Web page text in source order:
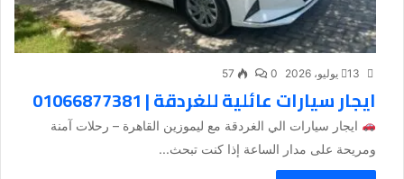
13 يوليو، 2026 0
57
ايجار سيارات عائلية للغردقة | 01066877381
ايجار سيارات الي الغردقة مع ليموزين القاهرة – رحلات آمنة
ومريحة على مدار الساعة إذا كنت تبحث...